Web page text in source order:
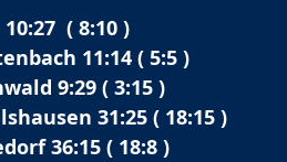
( 8:10 )
11:14 ( 5:5 )
9:29 ( 3:15 )
31:25 ( 18:15 )
36:15 ( 18:8 )